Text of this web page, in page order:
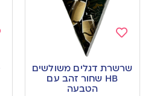
to
wishlist
שרשרת דגלים משולשים
HB שחור זהב עם
הטבעה